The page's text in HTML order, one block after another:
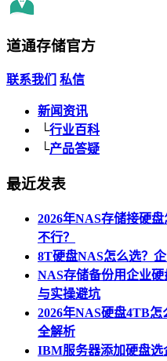
道通存储官方
联系我们 私信
新闻资讯
└行业百科
└产品答疑
最近发表
2026年NAS存储接硬
不行？
8T硬盘NAS怎么选？
NAS存储备份用企业
与实操避坑
2026年NAS硬盘4TB
全解析
IBM服务器添加硬盘选